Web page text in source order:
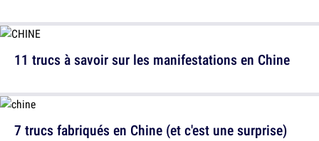
11 trucs à savoir sur les manifestations en Chine
7 trucs fabriqués en Chine (et c'est une surprise)